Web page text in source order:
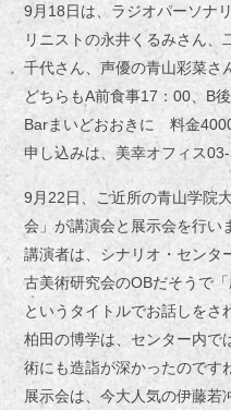
9月18日は、ラジオパーソナ
リニストの永井くるみさん
千代さん、声優の青山彩菜さ
どちらもA前食事17：00、B
Barまいどおおきに 料金
申し込みは、美幸オフィス
9月22日、ご近所の青山学院
会」が講演会と展示会を行い
講演者は、シナリオ・センタ
古美術研究会のOBだそうで
というタイトルでお話しをさ
柏田の博学は、センター内で
術にも造詣が深かったのです
展示会は、今大人気の伊藤若